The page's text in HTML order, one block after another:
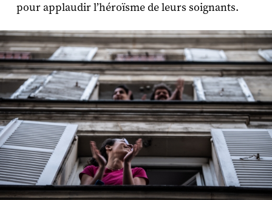
pour applaudir l’héroïsme de leurs soignants.